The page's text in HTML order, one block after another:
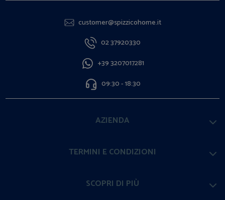
customer@spizzicohome.it
02 37920330
+39 3207017281
09:30 - 18:30
AZIENDA
TERMINI E CONDIZIONI
SCOPRI DI PIÙ